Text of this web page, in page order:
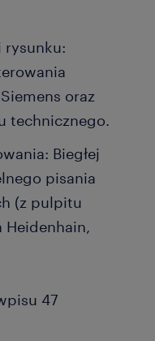
rysunku:
oraz
technicznego.
Biegłej
pisania
(z pulpitu
Heidenhain,
47